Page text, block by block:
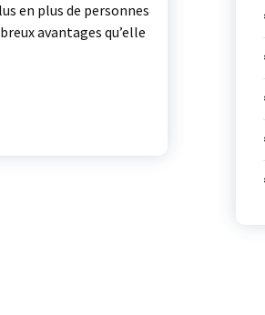
en plus de personnes
avantages qu’elle